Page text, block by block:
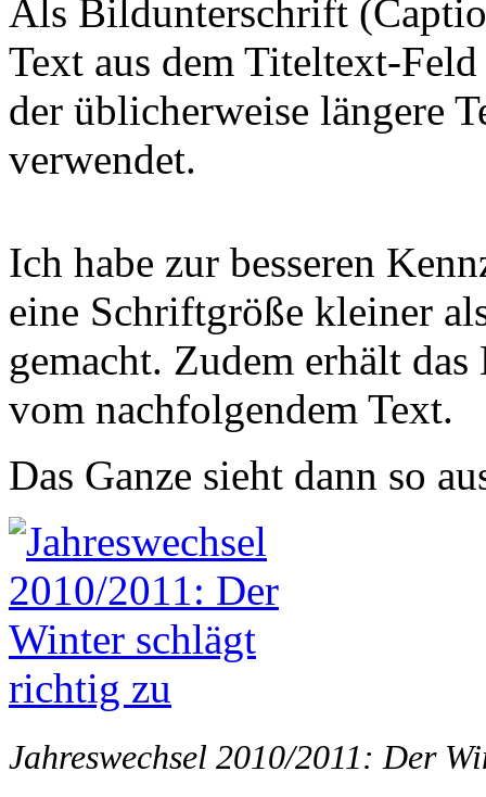
Als Bildunterschrift
Text aus dem Titeltext-
der üblicherweise längere
verwendet.
Ich habe zur besseren
eine Schriftgröße kleiner
gemacht. Zudem erhält
vom nachfolgendem Text.
Das Ganze sieht dann so
Jahreswechsel 2010/2011: Der